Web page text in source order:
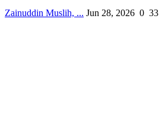
Zainuddin Muslih, ... Jun 28, 2026 0 33